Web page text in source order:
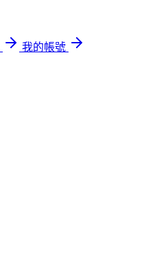
我的帳號